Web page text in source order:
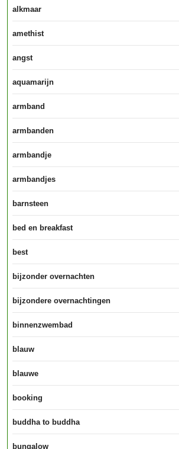
alkmaar
amethist
angst
aquamarijn
armband
armbanden
armbandje
armbandjes
barnsteen
bed en breakfast
best
bijzonder overnachten
bijzondere overnachtingen
binnenzwembad
blauw
blauwe
booking
buddha to buddha
bungalow